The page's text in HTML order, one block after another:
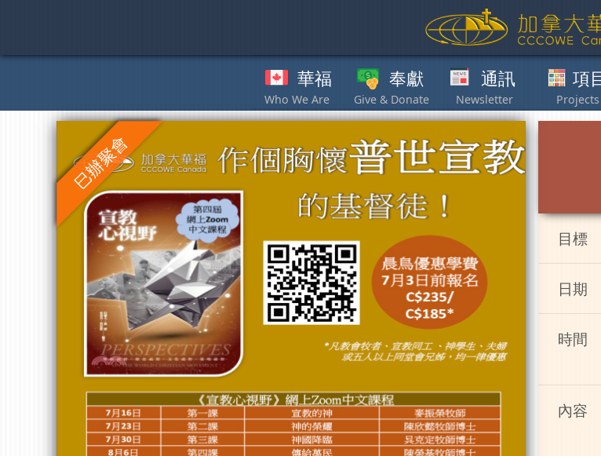
content
華福 奉獻 通訊 項目 期刋
目標
日期
時間
內容